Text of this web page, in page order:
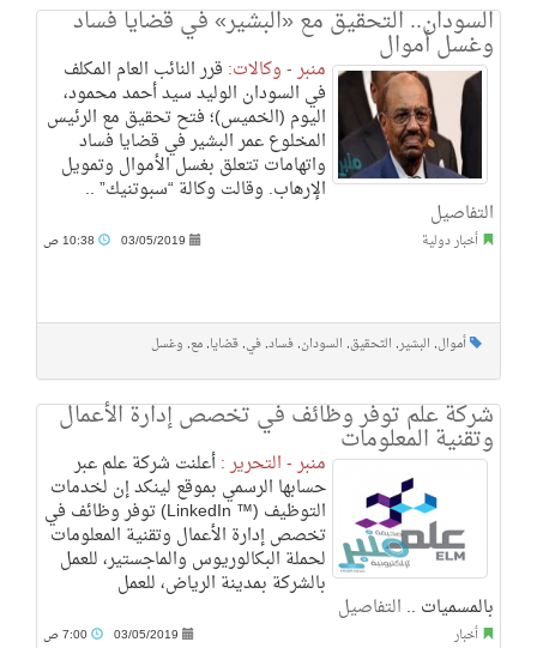
السودان.. التحقيق مع «البشير» في قضايا فساد
وغسل أموال
منبر - وكالات: قرر النائب العام المكلف
في السودان الوليد سيد أحمد محمود،
اليوم (الخميس)؛ فتح تحقيق مع الرئيس
المخلوع عمر البشير في قضايا فساد
واتهامات تتعلق بغسل الأموال وتمويل
الإرهاب. وقالت وكالة “سبوتنيك” ..
التفاصيل
أخبار دولية 03/05/2019
أموال, البشير, التحقيق, السودان, فساد, في, قضايا, مع, وغسل
شركة علم توفر وظائف في تخصص إدارة الأعمال
وتقنية المعلومات
منبر - التحرير :أعلنت شركة علم عبر
حسابها الرسمي بموقع لينكد إن لخدمات
التوظيف (™ LinkedIn) توفر وظائف في
تخصص إدارة الأعمال وتقنية المعلومات
لحملة البكالوريوس والماجستير، للعمل
بالشركة بمدينة الرياض، للعمل
بالمسميات .. التفاصيل
أخبار 03/05/2019